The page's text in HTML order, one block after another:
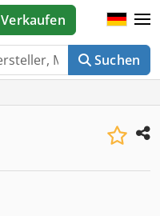
Suchen
Verkaufen